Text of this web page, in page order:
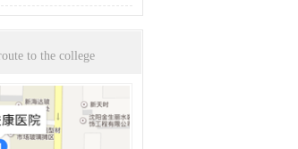
to the college